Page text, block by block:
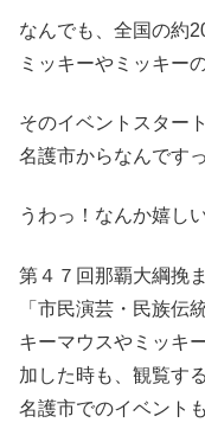
なんでも、全国の約
ミッキーやミッキー
そのイベントスター
名護市からなんです
うわっ！なんか嬉し
第４７回那覇大綱挽
「市民演芸・民族伝
キーマウスやミッキ
加した時も、観覧す
名護市でのイベント